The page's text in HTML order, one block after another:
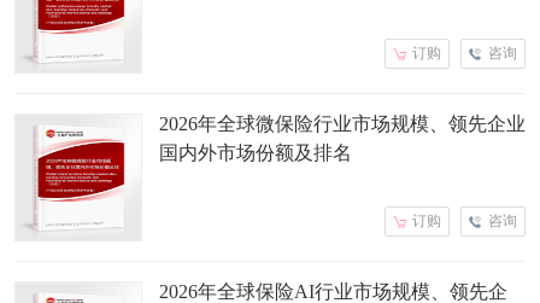
咨询
订购
2026年全球微保险行业市场规模、领先企业
国内外市场份额及排名
咨询
订购
2026年全球保险AI行业市场规模、领先企